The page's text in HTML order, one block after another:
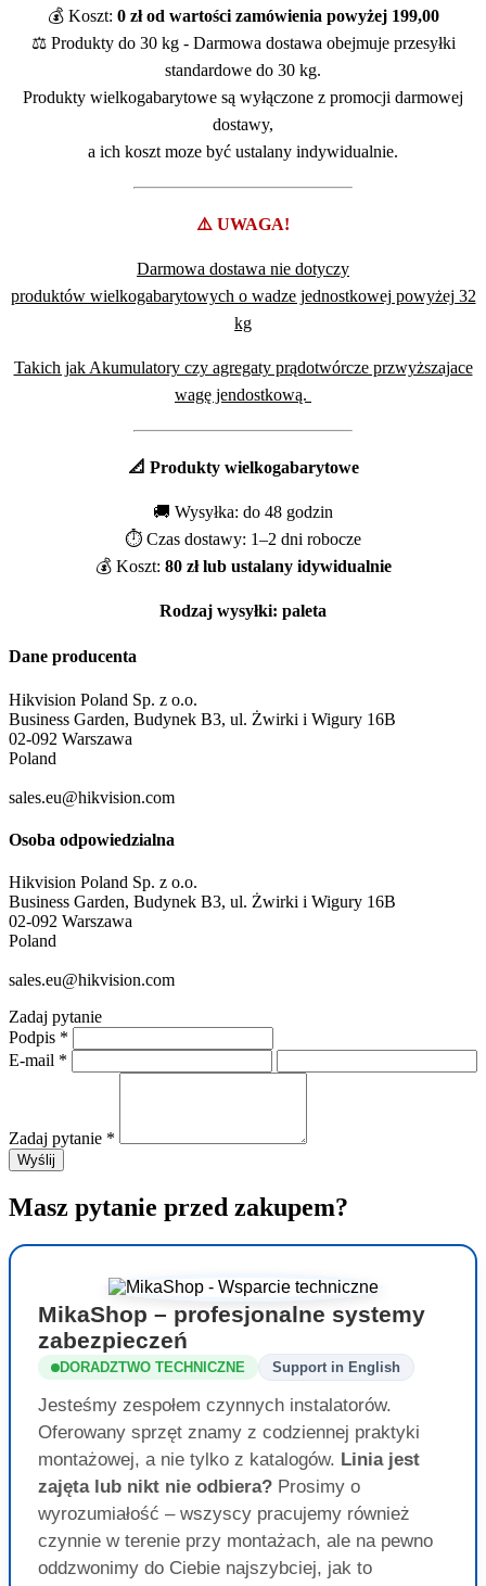
💰 Koszt: 0 zł od wartości zamówienia powyżej 199,00
⚖️ Produkty do 30 kg - Darmowa dostawa obejmuje przesyłki
standardowe do 30 kg.
Produkty wielkogabarytowe są wyłączone z promocji darmowej
dostawy,
a ich koszt moze być ustalany indywidualnie.
⚠️ UWAGA!
Darmowa dostawa nie dotyczy
produktów wielkogabarytowych o wadze jednostkowej powyżej 32
kg
Takich jak Akumulatory czy agregaty prądotwórcze przwyższajace
wagę jendostkową.
📐 Produkty wielkogabarytowe
🚚 Wysyłka: do 48 godzin
⏱️ Czas dostawy: 1–2 dni robocze
💰 Koszt: 80 zł lub ustalany idywidualnie
Rodzaj wysyłki: paleta
Dane producenta
Hikvision Poland Sp. z o.o.
Business Garden, Budynek B3, ul. Żwirki i Wigury 16B
02-092 Warszawa
Poland
sales.eu@hikvision.com
Osoba odpowiedzialna
Hikvision Poland Sp. z o.o.
Business Garden, Budynek B3, ul. Żwirki i Wigury 16B
02-092 Warszawa
Poland
sales.eu@hikvision.com
Zadaj pytanie
Podpis *
E-mail *
Zadaj pytanie *
Wyślij
Masz pytanie przed zakupem?
MikaShop – profesjonalne systemy
zabezpieczeń
DORADZTWO TECHNICZNE Support in English
Jesteśmy zespołem czynnych instalatorów.
Oferowany sprzęt znamy z codziennej praktyki
montażowej, a nie tylko z katalogów. Linia jest
zajęta lub nikt nie odbiera? Prosimy o
wyrozumiałość – wszyscy pracujemy również
czynnie w terenie przy montażach, ale na pewno
oddzwonimy do Ciebie najszybciej, jak to